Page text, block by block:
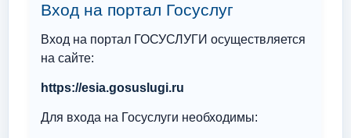
Вход на портал Госуслуг
Вход на портал ГОСУСЛУГИ осуществляется
на сайте:
https://esia.gosuslugi.ru
Для входа на Госуслуги необходимы: